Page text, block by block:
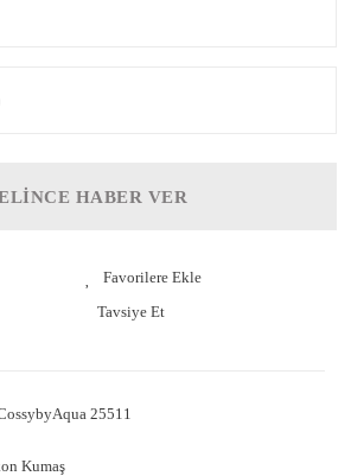
HABER VER
Tavsiye Et
25511
Kumaş